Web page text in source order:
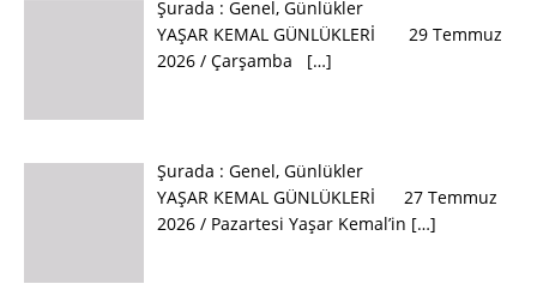
Şurada : Genel, Günlükler
YAŞAR KEMAL GÜNLÜKLERİ 29 Temmuz
2026 / Çarşamba […]
Şurada : Genel, Günlükler
YAŞAR KEMAL GÜNLÜKLERİ 27 Temmuz
2026 / Pazartesi Yaşar Kemal’in […]